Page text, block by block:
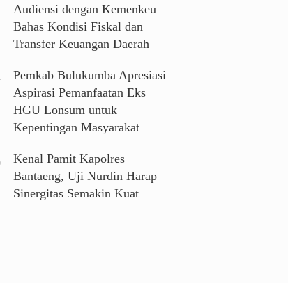
Audiensi dengan Kemenkeu
Bahas Kondisi Fiskal dan
Transfer Keuangan Daerah
Pemkab Bulukumba Apresiasi
Aspirasi Pemanfaatan Eks
HGU Lonsum untuk
Kepentingan Masyarakat
Kenal Pamit Kapolres
Bantaeng, Uji Nurdin Harap
Sinergitas Semakin Kuat